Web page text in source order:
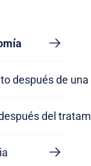
después de
del